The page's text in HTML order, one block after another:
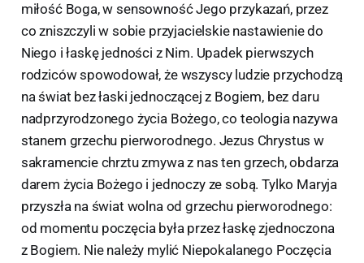
miłość Boga, w sensowność Jego przykazań, przez
co zniszczyli w sobie przyjacielskie nastawienie do
Niego i łaskę jedności z Nim. Upadek pierwszych
rodziców spowodował, że wszyscy ludzie przychodzą
na świat bez łaski jednoczącej z Bogiem, bez daru
nadprzyrodzonego życia Bożego, co teologia nazywa
stanem grzechu pierworodnego. Jezus Chrystus w
sakramencie chrztu zmywa z nas ten grzech, obdarza
darem życia Bożego i jednoczy ze sobą. Tylko Maryja
przyszła na świat wolna od grzechu pierworodnego:
od momentu poczęcia była przez łaskę zjednoczona
z Bogiem. Nie należy mylić Niepokalanego Poczęcia